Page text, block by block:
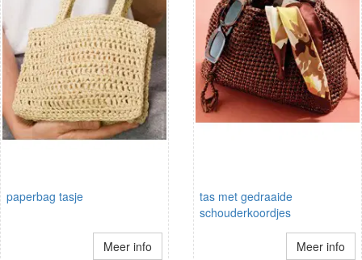
paperbag tasje
Meer info
tas met gedraaide
schouderkoordjes
Meer info